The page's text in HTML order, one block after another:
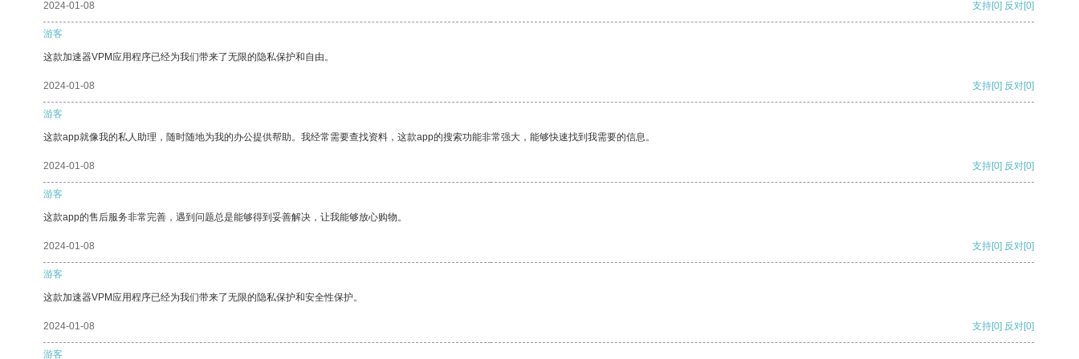
2024-01-08 支持[0] 反对[0]
游客
这款加速器VPM应用程序已经为我们带来了无限的隐私保护和自由。
2024-01-08 支持[0] 反对[0]
游客
这款app就像我的私人助理，随时随地为我的办公提供帮助。我经常需要查找资料，这款app的搜索功能非常强大，能够快速找到我需要的信息。
2024-01-08 支持[0] 反对[0]
游客
这款app的售后服务非常完善，遇到问题总是能够得到妥善解决，让我能够放心购物。
2024-01-08 支持[0] 反对[0]
游客
这款加速器VPM应用程序已经为我们带来了无限的隐私保护和安全性保护。
2024-01-08 支持[0] 反对[0]
游客